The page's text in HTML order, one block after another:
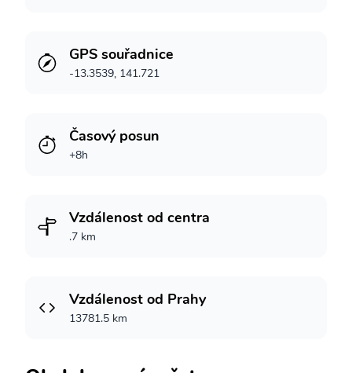
GPS souřadnice
-13.3539, 141.721
Časový posun
+8h
Vzdálenost od centra
.7 km
Vzdálenost od Prahy
13781.5 km